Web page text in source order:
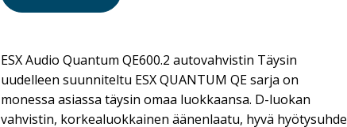
ESX Audio Quantum QE600.2 autovahvistin Täysin
uudelleen suunniteltu ESX QUANTUM QE sarja on
monessa asiassa täysin omaa luokkaansa. D-luokan
vahvistin, korkealuokkainen äänenlaatu, hyvä hyötysuhde